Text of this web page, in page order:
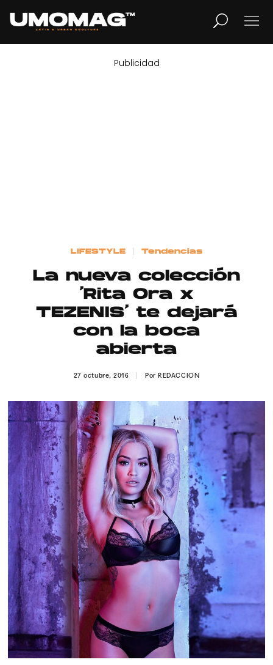
LIFESTYLE
Contacto
Aviso Legal
© 2015-2022 UMOMAG. PROPIEDAD DE UMO agency. TODOS LOS
DERECHOS RESERVADOS.
Publicidad
LIFESTYLE Tendencias
La nueva colección
‘Rita Ora x
TEZENIS’ te dejará
con la boca
abierta
27 octubre, 2016 PorREDACCION